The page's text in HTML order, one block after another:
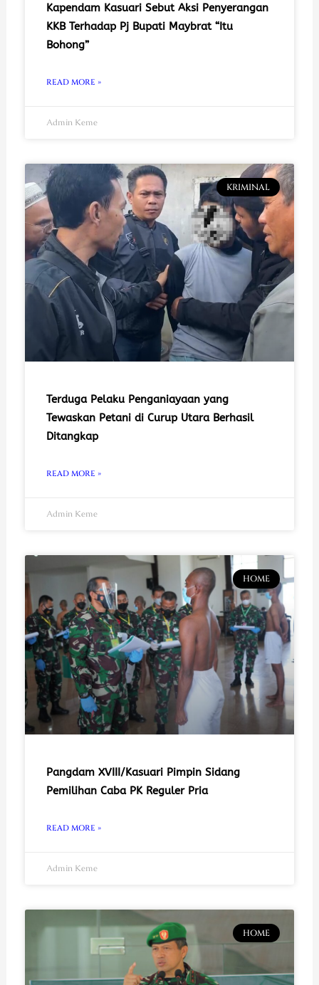
Kapendam Kasuari Sebut Aksi Penyerangan
KKB Terhadap Pj Bupati Maybrat “Itu
Bohong”
READ MORE »
Admin Keme
KRIMINAL
Terduga Pelaku Penganiayaan yang
Tewaskan Petani di Curup Utara Berhasil
Ditangkap
READ MORE »
Admin Keme
HOME
Pangdam XVIII/Kasuari Pimpin Sidang
Pemilihan Caba PK Reguler Pria
READ MORE »
Admin Keme
HOME